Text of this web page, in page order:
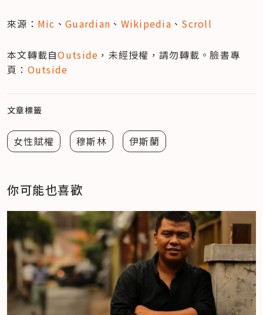
來源： Mic 、 Guardian 、 Wikipedia 、 Scroll
本文轉載自Outside ，未經授權，請勿轉載。臉書專
頁： Outside
文章標籤
女性賦權 穆斯林 伊斯蘭
你可能也喜歡